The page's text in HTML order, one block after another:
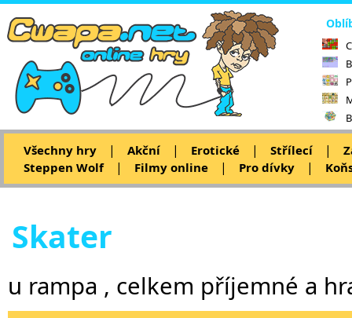
Všechny hry | Akční | Erotické | Střílecí |
Steppen Wolf
| Filmy online | Pro dívky |
Skater
u rampa , celkem příjemné a